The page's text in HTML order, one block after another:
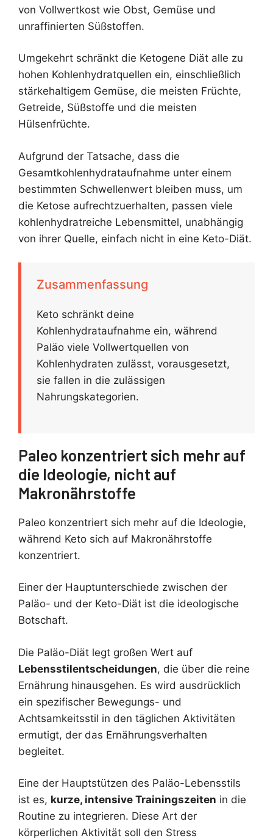
von Vollwertkost wie Obst, Gemüse und
unraffinierten Süßstoffen.
Umgekehrt schränkt die Ketogene Diät alle zu
hohen Kohlenhydratquellen ein, einschließlich
stärkehaltigem Gemüse, die meisten Früchte,
Getreide, Süßstoffe und die meisten
Hülsenfrüchte.
Aufgrund der Tatsache, dass die
Gesamtkohlenhydrataufnahme unter einem
bestimmten Schwellenwert bleiben muss, um
die Ketose aufrechtzuerhalten, passen viele
kohlenhydratreiche Lebensmittel, unabhängig
von ihrer Quelle, einfach nicht in eine Keto-Diät.
Zusammenfassung
Keto schränkt deine
Kohlenhydrataufnahme ein, während
Paläo viele Vollwertquellen von
Kohlenhydraten zulässt, vorausgesetzt,
sie fallen in die zulässigen
Nahrungskategorien.
Paleo konzentriert sich mehr auf
die Ideologie, nicht auf
Makronährstoffe
Paleo konzentriert sich mehr auf die Ideologie,
während Keto sich auf Makronährstoffe
konzentriert.
Einer der Hauptunterschiede zwischen der
Paläo- und der Keto-Diät ist die ideologische
Botschaft.
Die Paläo-Diät legt großen Wert auf
Lebensstilentscheidungen, die über die reine
Ernährung hinausgehen. Es wird ausdrücklich
ein spezifischer Bewegungs- und
Achtsamkeitsstil in den täglichen Aktivitäten
ermutigt, der das Ernährungsverhalten
begleitet.
Eine der Hauptstützen des Paläo-Lebensstils
ist es, kurze, intensive Trainingszeiten in die
Routine zu integrieren. Diese Art der
körperlichen Aktivität soll den Stress